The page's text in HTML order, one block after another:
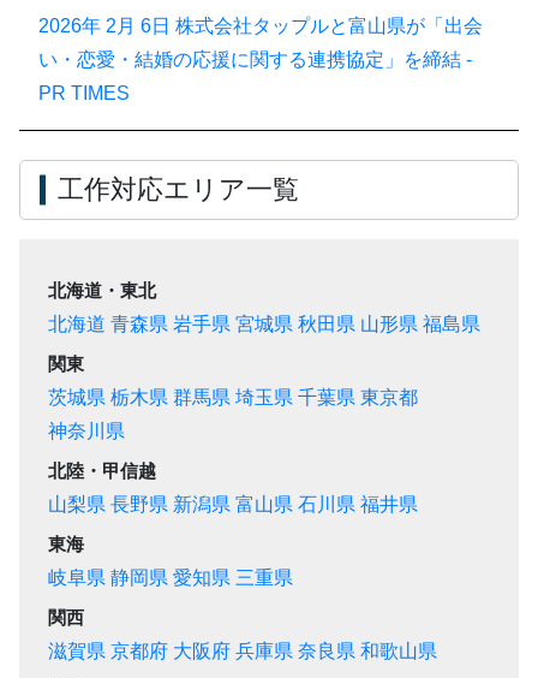
2026年 2月 6日 株式会社タップルと富山県が「出会
い・恋愛・結婚の応援に関する連携協定」を締結 -
PR TIMES
工作対応エリア一覧
北海道・東北
北海道 青森県 岩手県 宮城県 秋田県 山形県 福島県
関東
茨城県 栃木県 群馬県 埼玉県 千葉県 東京都
神奈川県
北陸・甲信越
山梨県 長野県 新潟県 富山県 石川県 福井県
東海
岐阜県 静岡県 愛知県 三重県
関西
滋賀県 京都府 大阪府 兵庫県 奈良県 和歌山県